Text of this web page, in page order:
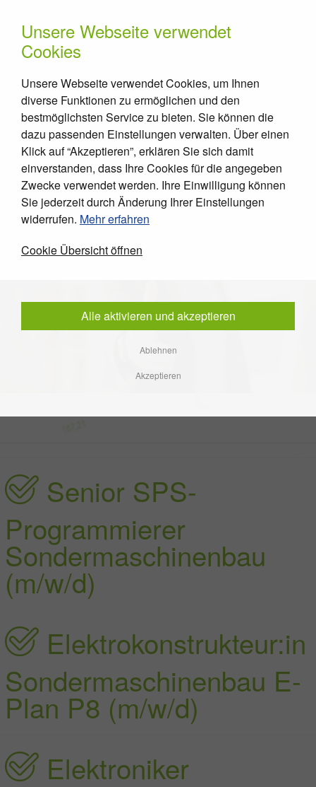
Anlagen GmbH
Stellenangebot
Wir stellen ein.
Interessante Stelle gefunden? Einfach
auf den Titel klicken und weitere Infos
anzeigen lassen.
Senior SPS-
Programmierer
Sondermaschinenbau
(m/w/d)
Elektrokonstrukteur:in
Sondermaschinenbau E-
Plan P8 (m/w/d)
Elektroniker
Unsere Webseite verwendet
Cookies
Unsere Webseite verwendet Cookies, um Ihnen
diverse Funktionen zu ermöglichen und den
bestmöglichsten Service zu bieten. Sie können die
dazu passenden Einstellungen verwalten. Über einen
Klick auf “Akzeptieren”, erklären Sie sich damit
einverstanden, dass Ihre Cookies für die angegeben
Zwecke verwendet werden. Ihre Einwilligung können
Sie jederzeit durch Änderung Ihrer Einstellungen
widerrufen. Mehr erfahren
Cookie Übersicht öffnen
Ablehnen
Akzeptieren
Alle aktivieren und akzeptieren